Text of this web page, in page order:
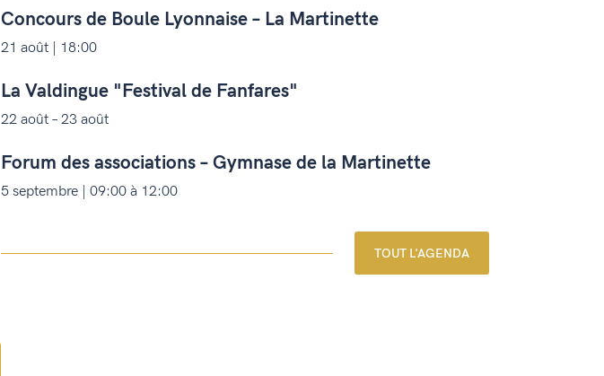
Concours de Boule Lyonnaise – La Martinette
21 août | 18:00
La Valdingue "Festival de Fanfares"
22 août – 23 août
Forum des associations – Gymnase de la Martinette
5 septembre | 09:00 à 12:00
TOUT L'AGENDA